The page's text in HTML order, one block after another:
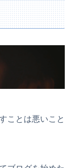
ことは悪いこと